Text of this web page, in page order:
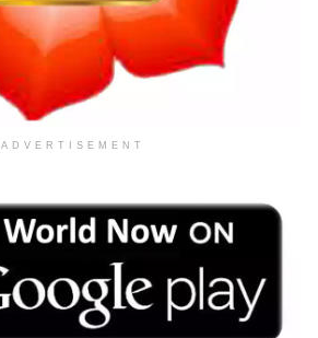
ADVERTISEMENT